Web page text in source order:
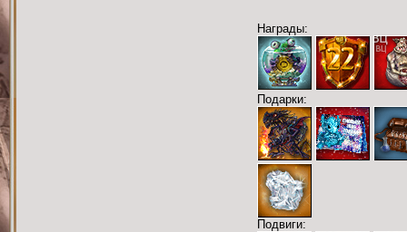
Награды:
Подарки:
Подвиги: